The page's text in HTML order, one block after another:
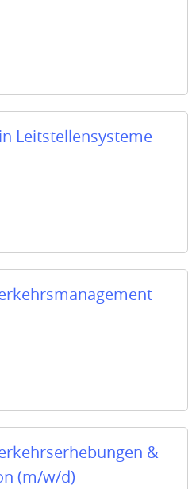
Leitstellensysteme
&
(m/w/d)